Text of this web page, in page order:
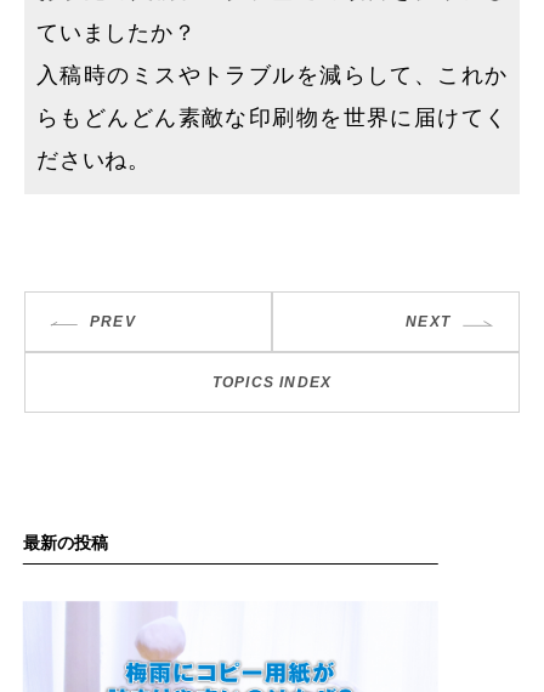
ていましたか？
入稿時のミスやトラブルを減らして、これか
らもどんどん素敵な印刷物を世界に届けてく
ださいね。
PREV
TOPICS INDEX
NEXT
最新の投稿